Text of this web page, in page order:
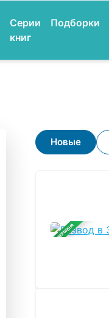
Серии
книг
Подборки
Новые
ЗАВЕРШЕНА